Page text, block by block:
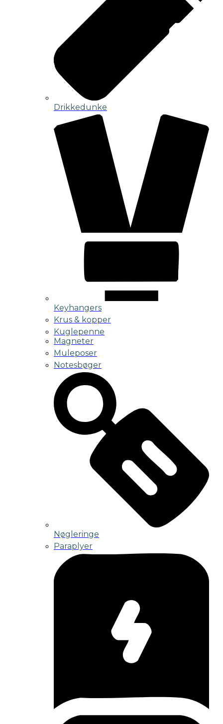
Drikkedunke
Keyhangers
Krus & kopper
Kuglepenne
Magneter
Muleposer
Notesbøger
Nøgleringe
Paraplyer